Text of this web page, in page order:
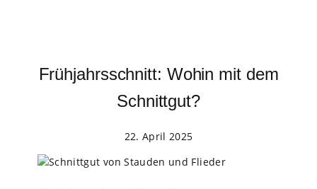
Frühjahrsschnitt: Wohin mit dem
Schnittgut?
22. April 2025